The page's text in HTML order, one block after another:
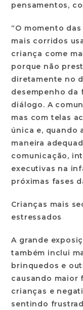
pensamentos,
“O momento
mais corridos
criança come
porque não
diretamente no
desempenho da
diálogo. A
mas com telas
única e, quando
maneira
comunicação,
executivas na
próximas fases
Crianças mais
estressados
A grande
também inclui
brinquedos e
causando maior
crianças e
sentindo